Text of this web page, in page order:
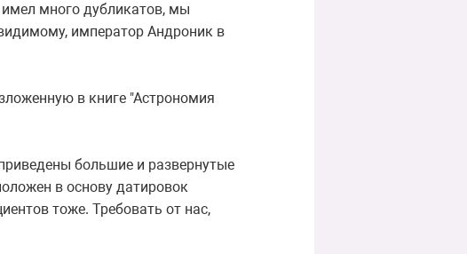
имел много дубликатов, мы
император Андроник в
в книге "Астрономия
большие и развернутые
в основу датировок
тоже. Требовать от нас,